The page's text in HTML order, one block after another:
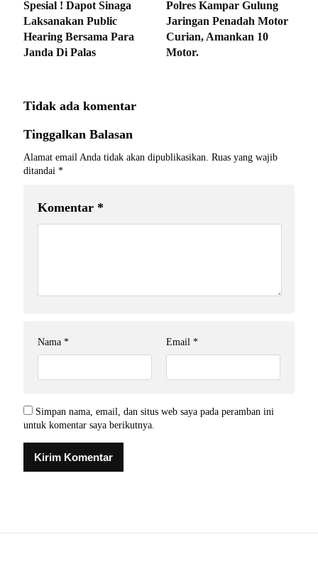
Spesial ! Dapot Sinaga
Laksanakan Public
Hearing Bersama Para
Janda Di Palas
Polres Kampar Gulung
Jaringan Penadah Motor
Curian, Amankan 10
Motor.
Tidak ada komentar
Tinggalkan Balasan
Alamat email Anda tidak akan dipublikasikan. Ruas yang wajib
ditandai *
Komentar *
Nama * Email *
Simpan nama, email, dan situs web saya pada peramban ini
untuk komentar saya berikutnya.